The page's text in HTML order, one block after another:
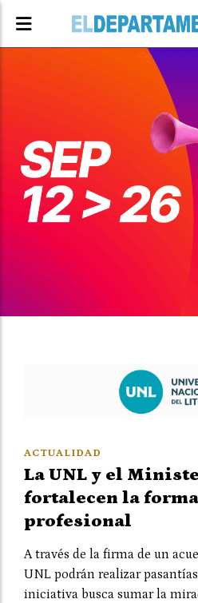
La UNL y el
fortalecen la
profesional
A través de la firma de un
UNL podrán realizar
iniciativa busca sumar la
ACTUALIDAD